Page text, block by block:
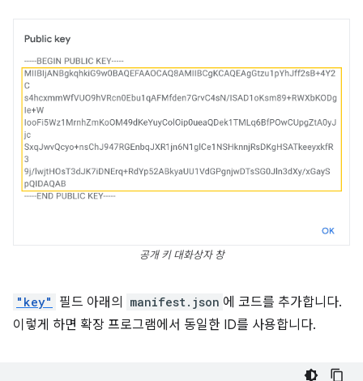
공개 키 대화상자 창
"key" 필드 아래의 manifest.json 에 코드를 추가합니다.
이렇게 하면 확장 프로그램에서 동일한 ID를 사용합니다.